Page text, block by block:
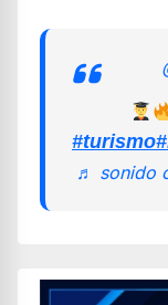
#turismo
♬ sonido